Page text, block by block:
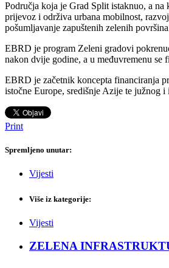
Područja koja je Grad Split istaknuo, a
prijevoz i održiva urbana mobilnost,
pošumljavanje zapuštenih zelenih
EBRD je program Zeleni gradovi
nakon dvije godine, a u međuvremenu se
EBRD je začetnik koncepta financiranja
istočne Europe, središnje Azije te južnog i
Print
Spremljeno unutar:
Vijesti
Više iz kategorije:
Vijesti
ZELENA